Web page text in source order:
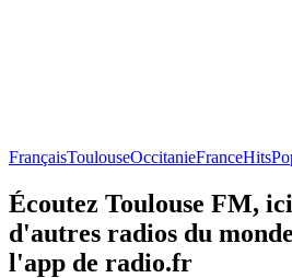
FrançaisToulouseOccitanieFranceHits
Écoutez Toulouse FM,
d'autres radios du
l'app de radio.fr